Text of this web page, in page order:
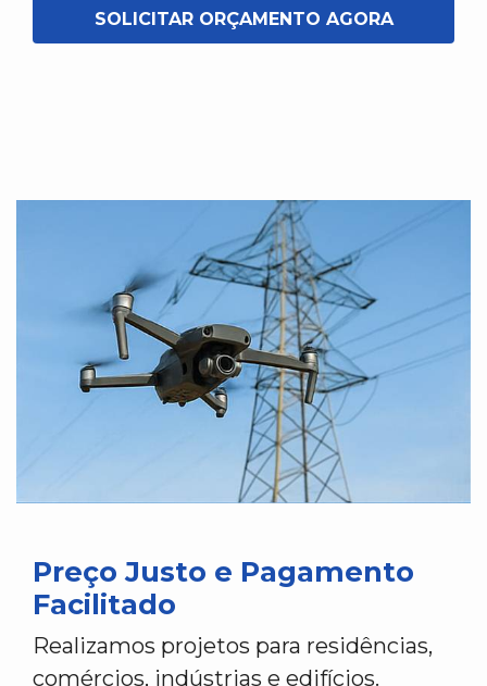
SOLICITAR ORÇAMENTO AGORA
Preço Justo e Pagamento
Facilitado
Realizamos projetos para residências,
comércios, indústrias e edifícios.